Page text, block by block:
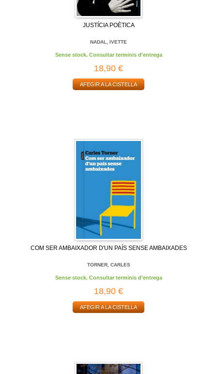
JUSTÍCIA POÈTICA
NADAL, IVETTE
Sense stock. Consultar terminis d'entrega
18,90 €
AFEGIR A LA CISTELLA
COM SER AMBAIXADOR D'UN PAÍS SENSE AMBAIXADES
TORNER, CARLES
Sense stock. Consultar terminis d'entrega
18,90 €
AFEGIR A LA CISTELLA